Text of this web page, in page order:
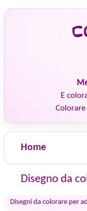
E
Home
Disegno da
Disegni da colorare per